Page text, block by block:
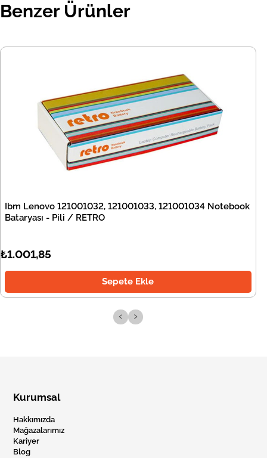
Benzer Ürünler
Ibm Lenovo 121001032, 121001033, 121001034 Notebook
Bataryası - Pili / RETRO
₺1.001,85
Sepete Ekle
‹ ›
Kurumsal
Hakkımızda
Mağazalarımız
Kariyer
Blog